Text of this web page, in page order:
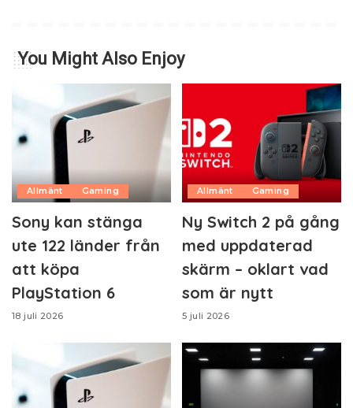
You Might Also Enjoy
Allmänt Gaming
Sony kan stänga
ute 122 länder från
att köpa
PlayStation 6
18 juli 2026
Allmänt Gaming
Ny Switch 2 på gång
med uppdaterad
skärm – oklart vad
som är nytt
5 juli 2026